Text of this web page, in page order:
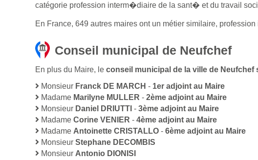
catégorie profession interm�diaire de la sant� et du travail
En France, 649 autres maires ont un métier similaire,
Conseil municipal de Neufchef
En plus du Maire, le conseil municipal de la ville de
Monsieur Franck DE MARCH - 1er adjoint au Maire
Madame Marilyne MULLER - 2ème adjoint au Maire
Monsieur Daniel DRIUTTI - 3ème adjoint au Maire
Madame Corine VENIER - 4ème adjoint au Maire
Madame Antoinette CRISTALLO - 6ème adjoint au Maire
Monsieur Stephane DECOMBIS
Monsieur Antonio DIONISI